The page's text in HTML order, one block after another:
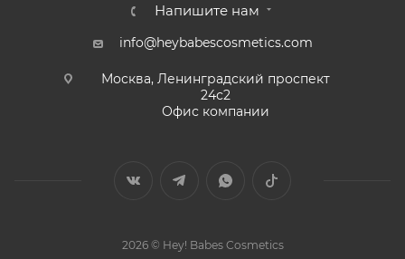
Напишите нам
info@heybabescosmetics.com
Москва, Ленинградский проспект
24с2
Офис компании
2026 © Hey! Babes Cosmetics